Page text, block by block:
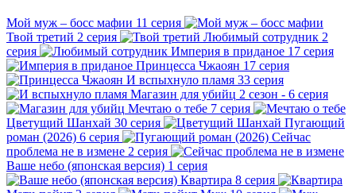
Мой муж – босс мафии 11 серия
Твой третий 2 серия Любимый сотрудник 2
серия
Империя в приданое 17 серия
Принцесса Чжаоян 17 серия
И вспыхнуло пламя 33 серия
Магазин для убийц 2 сезон - 6 серия
Мечтаю о тебе 7 серия
Цветущий Шанхай 30 серия
Пугающий
роман (2026) 6 серия
Сейчас
проблема не в измене 2 серия
Ваше небо (японская версия) 1 серия
Квартира 8 серия